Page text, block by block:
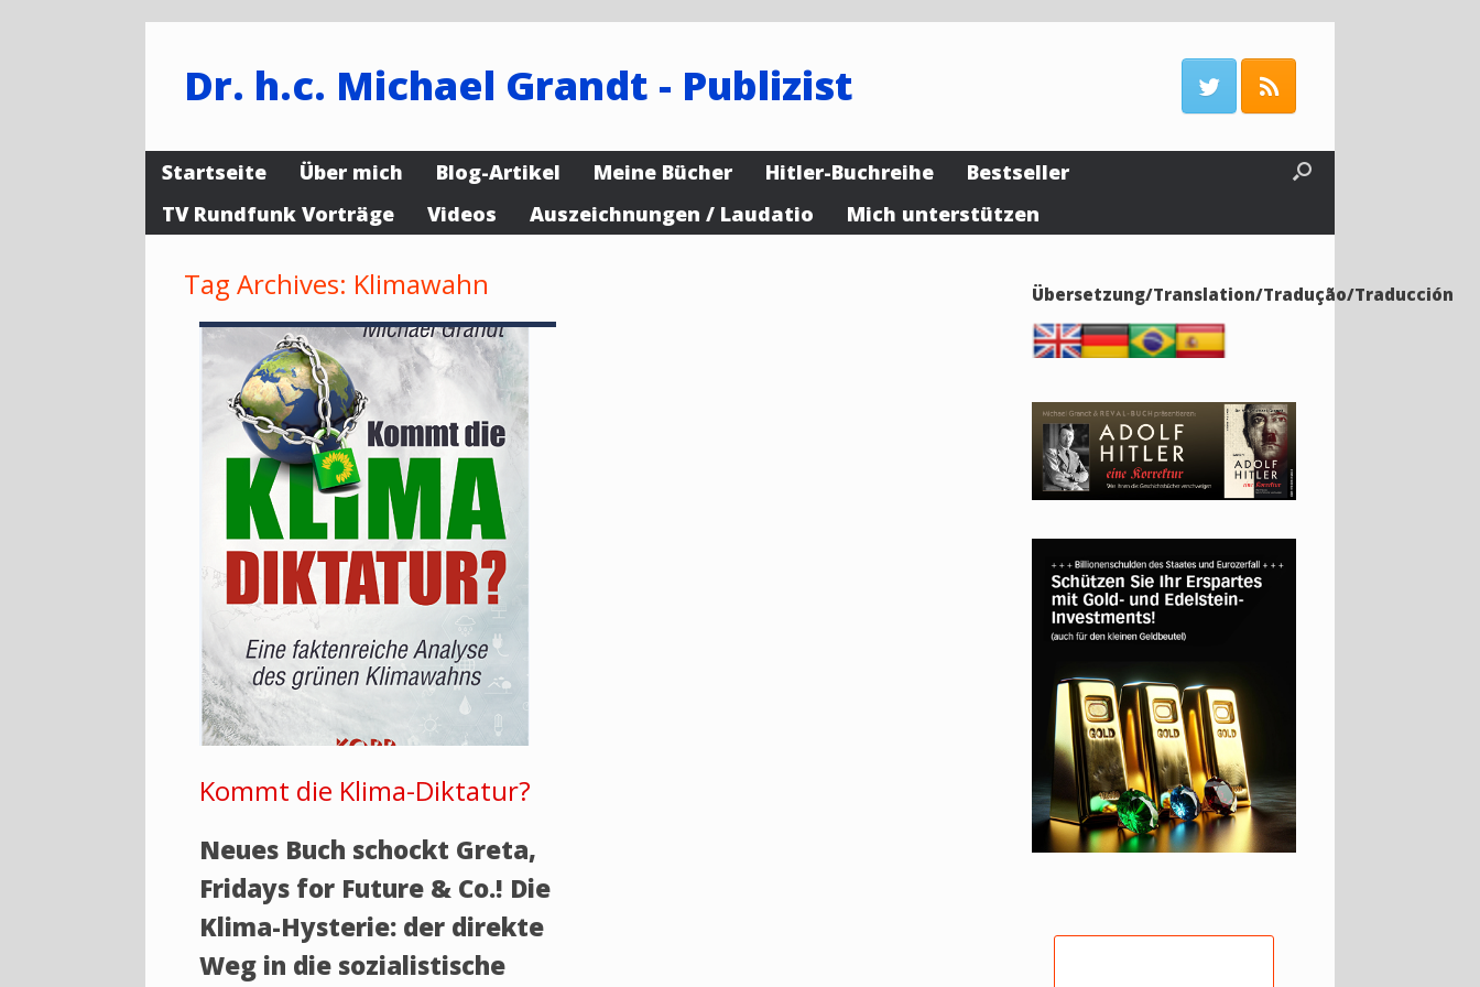
Dr. h.c. Michael Grandt - Publizist
Startseite Über mich Blog-Artikel Meine Bücher Hitler-Buchreihe
Bestseller
TV Rundfunk Vorträge
Videos Auszeichnungen / Laudatio Mich unterstützen
Tag Archives: Klimawahn
Kommt die Klima-Diktatur?
Neues Buch schockt Greta,
Fridays for Future & Co.! Die
Klima-Hysterie: der direkte
Weg in die sozialistische
Übersetzung/Translation/Tradução/Traducción